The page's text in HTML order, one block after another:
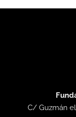
C/ Guzmán